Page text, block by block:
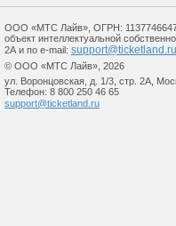
ООО «МТС Лайв», ОГРН:
объект интеллектуальной
2А и по e-mail: support@ticketland.ru
© ООО «МТС Лайв», 2026
ул. Воронцовская, д. 1/3, стр. 2А,
Телефон: 8 800 250 46 65
support@ticketland.ru